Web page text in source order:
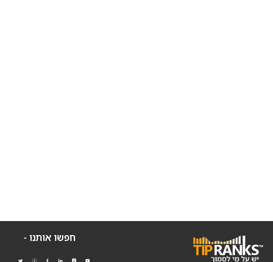
חפשו אותנו -